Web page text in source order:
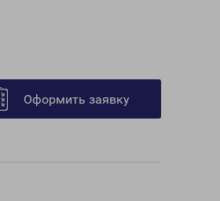
Оформить заявку